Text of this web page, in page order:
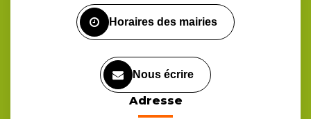
Horaires des mairies
Nous écrire
Adresse